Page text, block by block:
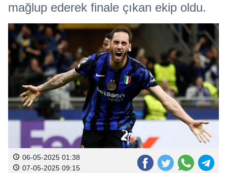
mağlup ederek finale çıkan ekip oldu.
06-05-2025 01:38
07-05-2025 09:15